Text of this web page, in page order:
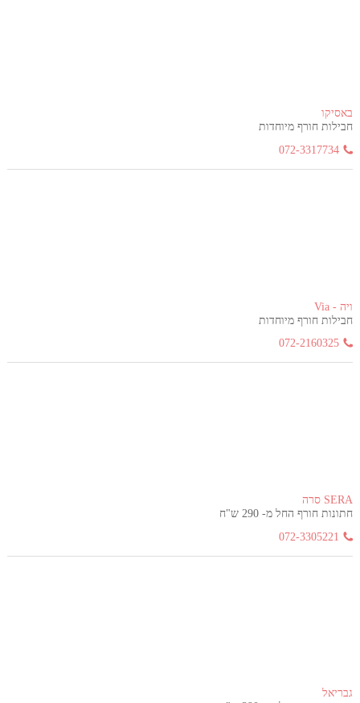
באסיקו
חבילות חורף מיוחדות
072-3317734
ויה - Via
חבילות חורף מיוחדות
072-2160325
SERA סרה
חתונות חורף החל מ- 290 ש"ח
072-3305221
גבריאל